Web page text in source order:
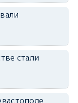
стали